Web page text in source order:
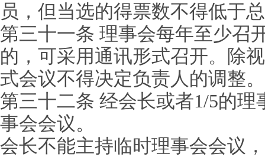
员，但当选的得票数不得低于
第三十一条 理事会每年至少召
的，可采用通讯形式召开。除
式会议不得决定负责人的调整。
第三十二条 经会长或者1/5的
事会会议。
会长不能主持临时理事会会议